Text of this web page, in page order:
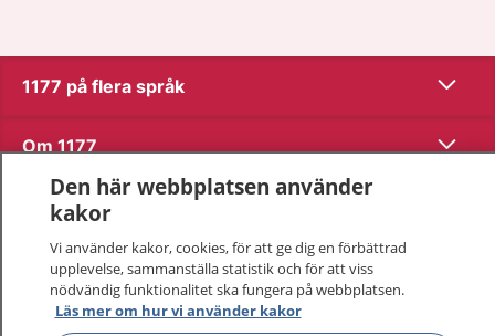
1177 på flera språk Visa
Om 1177 Visa
Kontakt
Behandling av personuppgifter
Den här webbplatsen använder
kakor
Vi använder kakor, cookies, för att ge dig en förbättrad
upplevelse, sammanställa statistik och för att viss
nödvändig funktionalitet ska fungera på webbplatsen.
Läs mer om hur vi använder kakor